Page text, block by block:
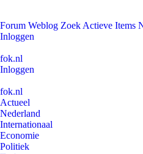
Forum Weblog Zoek Actieve Items
Inloggen
fok.nl
Inloggen
fok.nl
Actueel
Nederland
Internationaal
Economie
Politiek